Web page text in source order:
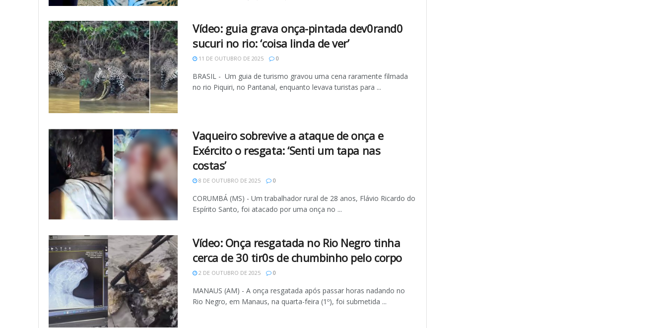
Vídeo: guia grava onça-pintada dev0rand0
sucuri no rio: ‘coisa linda de ver’
11 DE OUTUBRO DE 2025 0
BRASIL - Um guia de turismo gravou uma cena raramente filmada
no rio Piquiri, no Pantanal, enquanto levava turistas para ...
Vaqueiro sobrevive a ataque de onça e
Exército o resgata: ‘Senti um tapa nas
costas’
8 DE OUTUBRO DE 2025 0
CORUMBÁ (MS) - Um trabalhador rural de 28 anos, Flávio Ricardo do
Espírito Santo, foi atacado por uma onça no ...
Vídeo: Onça resgatada no Rio Negro tinha
cerca de 30 tir0s de chumbinho pelo corpo
2 DE OUTUBRO DE 2025 0
MANAUS (AM) - A onça resgatada após passar horas nadando no
Rio Negro, em Manaus, na quarta-feira (1º), foi submetida ...